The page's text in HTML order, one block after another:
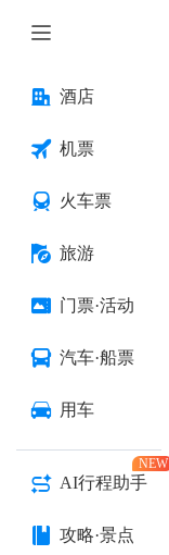
酒店
机票
火车票
旅游
门票·活动
汽车·船票
用车
AI行程助手
NEW
攻略·景点